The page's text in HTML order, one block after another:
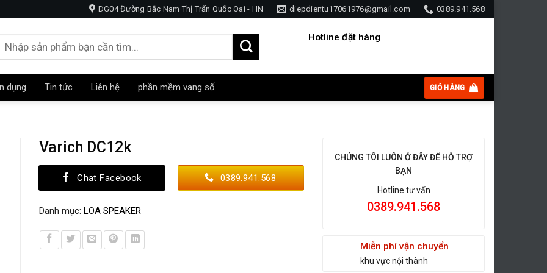
-NGHE NHẠC-HỘI TRƯỜNGDG04 Đường Bắc Nam Thị Trấn Quốc Oai - HN diepdientu17061976@gmail.com 0389.941.568
Tìm
kiếm:
Hotline đặt hàng
dụng Tin tức Liên hệ phần mềm vang số GIỎ HÀNG
Varich DC12k
Chat Facebook 0389.941.568
Danh mục: LOA SPEAKER
CHÚNG TÔI LUÔN Ở ĐÂY ĐỂ HỖ TRỢ
BẠN
Hotline tư vấn
0389.941.568
Miễn phí vận chuyển
khu vực nội thành